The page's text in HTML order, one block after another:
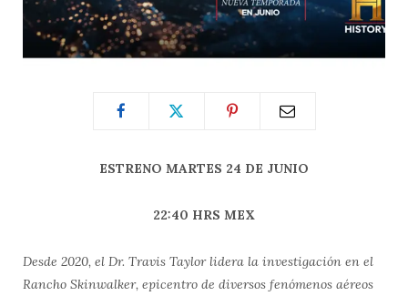
ESTRENO MARTES 24 DE JUNIO
22:40 HRS MEX
Desde 2020, el Dr. Travis Taylor lidera la investigación en el
Rancho Skinwalker, epicentro de diversos fenómenos aéreos